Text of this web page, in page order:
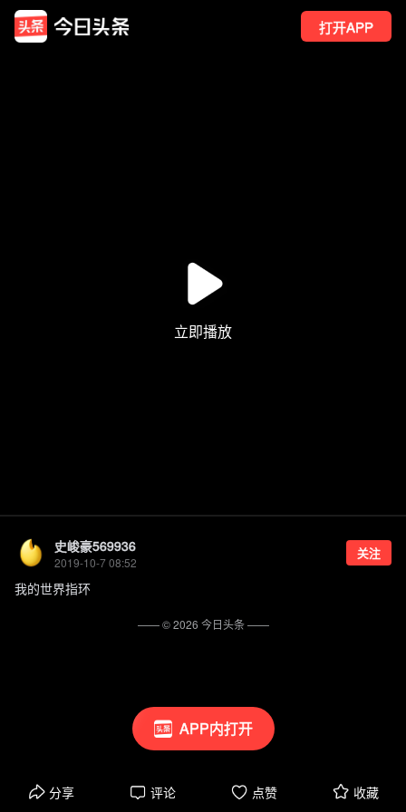
打开APP
APP内打开
史峻豪569936
2019-10-7 08:52
关注
我的世界指环
分享 评论 点赞 收藏
—— ©2026 今日头条——